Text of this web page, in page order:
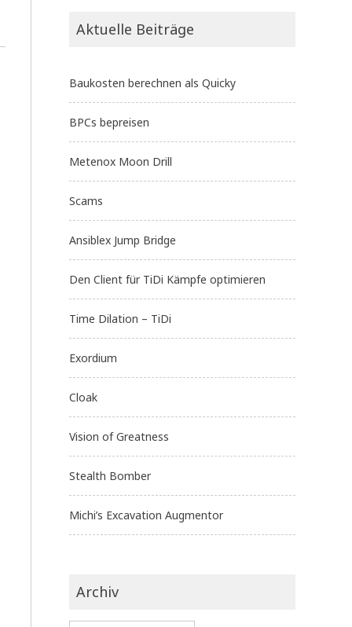
Aktuelle Beiträge
Baukosten berechnen als Quicky
BPCs bepreisen
Metenox Moon Drill
Scams
Ansiblex Jump Bridge
Den Client für TiDi Kämpfe optimieren
Time Dilation – TiDi
Exordium
Cloak
Vision of Greatness
Stealth Bomber
Michi’s Excavation Augmentor
Archiv